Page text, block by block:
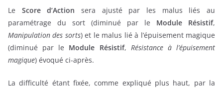
Le Score d’Action sera ajusté par les malus liés au
paramétrage du sort (diminué par le Module Résistif,
Manipulation des sorts) et le malus lié à l’épuisement magique
(diminué par le Module Résistif, Résistance à l’épuisement
magique) évoqué ci-après.
La difficulté étant fixée, comme expliqué plus haut, par la